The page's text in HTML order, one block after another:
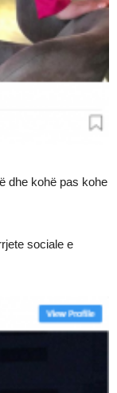
dhe kohë pas kohe
sociale e